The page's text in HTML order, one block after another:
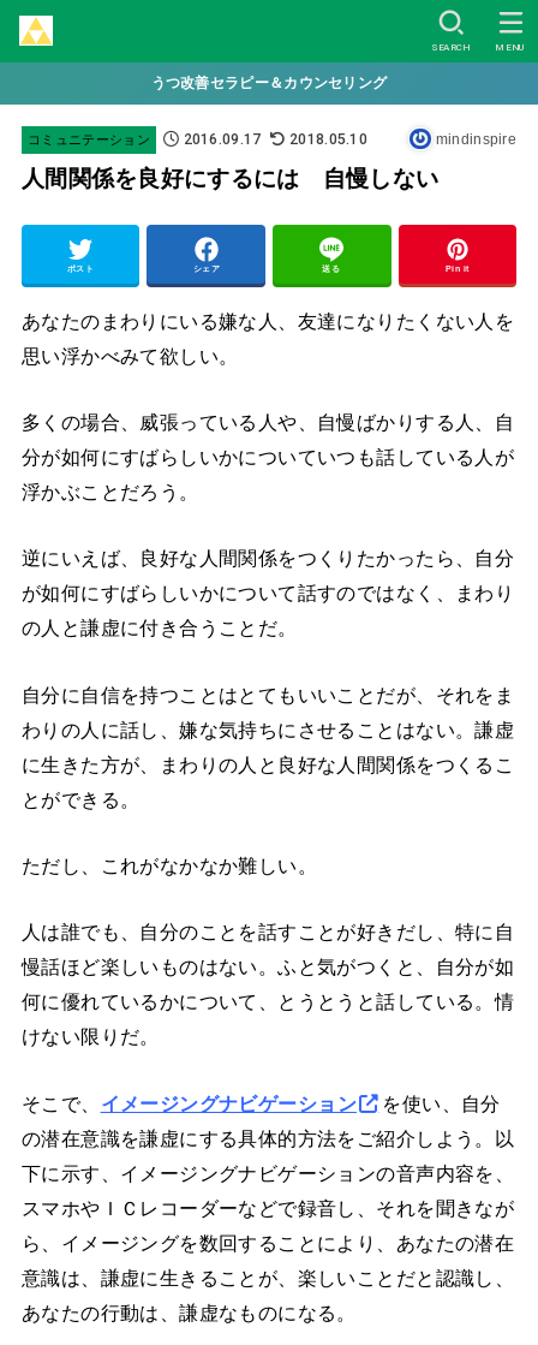
SEARCH MENU
うつ改善セラピー＆カウンセリング
コミュニテーション 2016.09.17 2018.05.10 mindinspire
人間関係を良好にするには 自慢しない
ポスト シェア 送る Pin it
あなたのまわりにいる嫌な人、友達になりたくない人を
思い浮かべみて欲しい。
多くの場合、威張っている人や、自慢ばかりする人、自
分が如何にすばらしいかについていつも話している人が
浮かぶことだろう。
逆にいえば、良好な人間関係をつくりたかったら、自分
が如何にすばらしいかについて話すのではなく、まわり
の人と謙虚に付き合うことだ。
自分に自信を持つことはとてもいいことだが、それをま
わりの人に話し、嫌な気持ちにさせることはない。謙虚
に生きた方が、まわりの人と良好な人間関係をつくるこ
とができる。
ただし、これがなかなか難しい。
人は誰でも、自分のことを話すことが好きだし、特に自
慢話ほど楽しいものはない。ふと気がつくと、自分が如
何に優れているかについて、とうとうと話している。情
けない限りだ。
そこで、 イメージングナビゲーション
を使い、自分
の潜在意識を謙虚にする具体的方法をご紹介しよう。以
下に示す、イメージングナビゲーションの音声内容を、
スマホやＩＣレコーダーなどで録音し、それを聞きなが
ら、イメージングを数回することにより、あなたの潜在
意識は、謙虚に生きることが、楽しいことだと認識し、
あなたの行動は、謙虚なものになる。